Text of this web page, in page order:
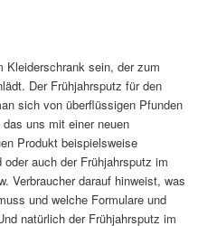
Kleiderschrank sein, der zum
Der Frühjahrsputz für den
sich von überflüssigen Pfunden
uns mit einer neuen
Produkt beispielsweise
auch der Frühjahrsputz im
Verbraucher darauf hinweist, was
und welche Formulare und
natürlich der Frühjahrsputz im